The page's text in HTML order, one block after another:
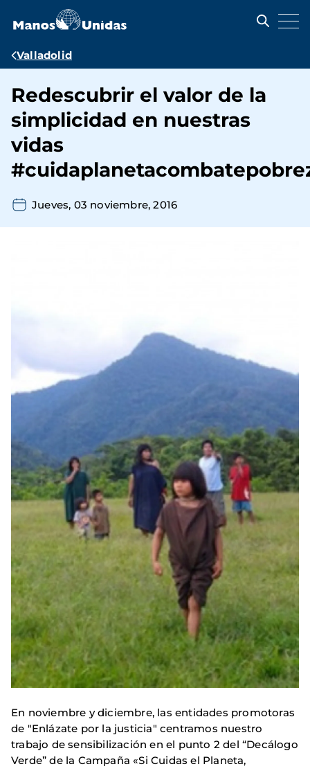
contenido
Ruta
navegación
Valladolid
Redescubrir el valor de la
simplicidad en nuestras
vidas
Jueves, 03 noviembre, 2016
En noviembre y diciembre, las entidades promotoras
de "Enlázate por la justicia" centramos nuestro
trabajo de sensibilización en el punto 2 del “Decálogo
Verde” de la Campaña «Si Cuidas el Planeta,